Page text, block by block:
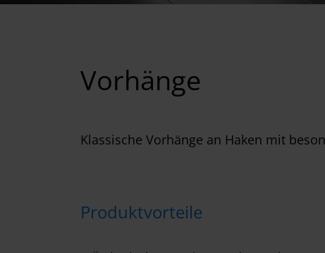
Vorhänge
Klassische Vorhänge an Haken mit
Produktvorteile